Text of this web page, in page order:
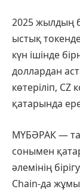
2025 жылдың
ыстық
күн ішінде
доллардан
көтеріліп,
қатарында
МҮБӘРАК —
сонымен
әлемінің
Chain-да